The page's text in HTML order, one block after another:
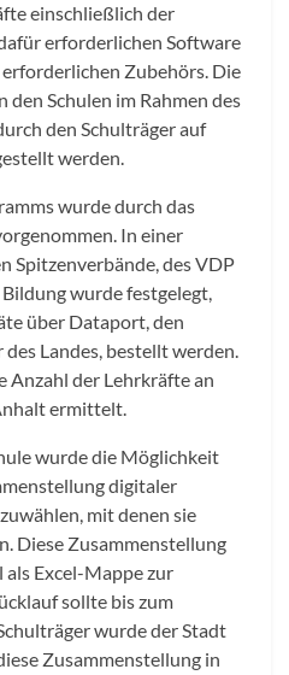
einschließlich der
erforderlichen Software
Zubehörs. Die
Schulen im Rahmen des
den Schulträger auf
werden.
wurde durch das
In einer
Spitzenverbände, des VDP
wurde festgelegt,
über Dataport, den
Landes, bestellt werden.
Anzahl der Lehrkräfte an
ermittelt.
wurde die Möglichkeit
digitaler
mit denen sie
Diese Zusammenstellung
Excel-Mappe zur
sollte bis zum
wurde der Stadt
Zusammenstellung in